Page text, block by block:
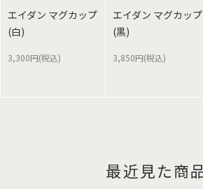
エイダン マグカップ
(白)
3,300円(税込)
エイダン マグカップ
(黒)
3,850円(税込)
最近見た商